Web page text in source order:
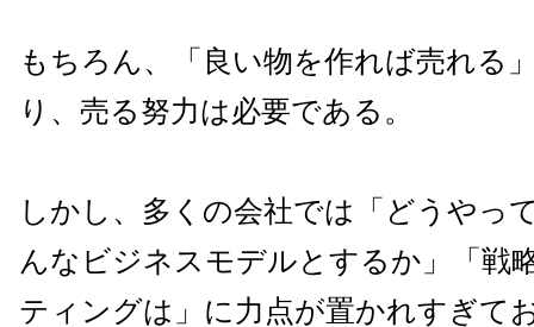
もちろん、「良い物を作れば売れる
り、売る努力は必要である。
しかし、多くの会社では「どうやっ
んなビジネスモデルとするか」「戦
ティングは」に力点が置かれすぎて